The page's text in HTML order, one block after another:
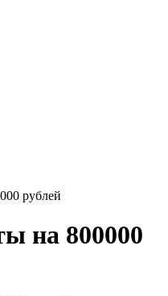
рублей
на 800000